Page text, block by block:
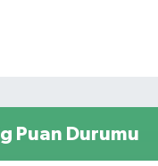
Puan Durumu